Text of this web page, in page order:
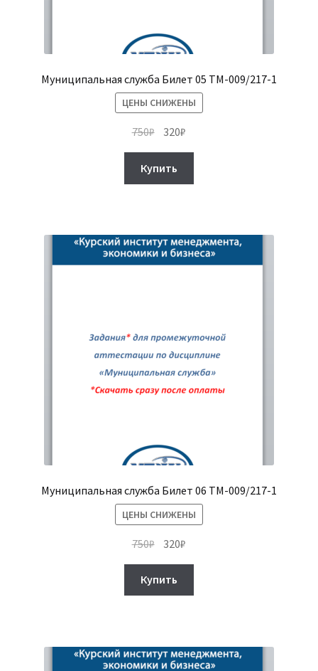
Муниципальная служба Билет 05 ТМ-009/217-1
ЦЕНЫ СНИЖЕНЫ
750₽ Первоначальная
цена
составляла
750₽.
320₽
цена:
Купить
Муниципальная служба Билет 06 ТМ-009/217-1
ЦЕНЫ СНИЖЕНЫ
750₽ Первоначальная
составляла
750₽.
320₽
Купить